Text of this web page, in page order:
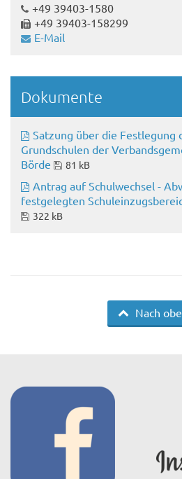
+49 39403-1580
+49 39403-158299
E-Mail
Dokumente
Satzung über die Festlegung
Grundschulen der
Börde
81 kB
Antrag auf Schulwechsel -
festgelegten
322 kB
Nach